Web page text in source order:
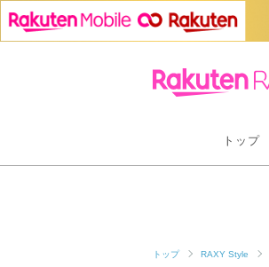
トップ
トップ RAXY Style